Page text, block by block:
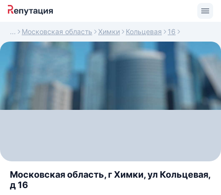
Московская область Химки Кольцевая 16
Московская область, г Химки, ул Кольцевая,
д 16